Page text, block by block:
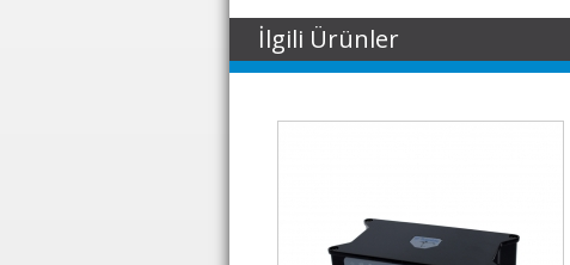
İlgili Ürünler